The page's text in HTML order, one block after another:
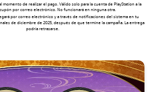
momento de realizar el pago. Válido solo para la cuenta de PlayStation a la
por correo electrónico. No funcionará en ninguna otra.
por correo electrónico y a través de notificaciones del sistema en tu
de diciembre de 2025, después de que termine la campaña. La entrega
podría retrasarse.